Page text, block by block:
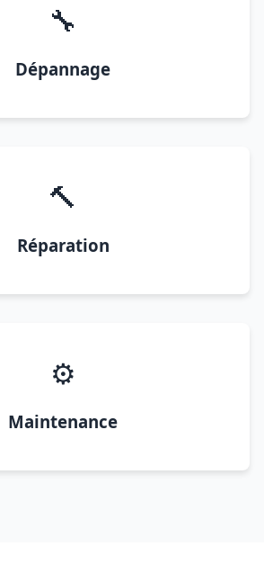
🔧
Dépannage
🔨
Réparation
⚙️
Maintenance